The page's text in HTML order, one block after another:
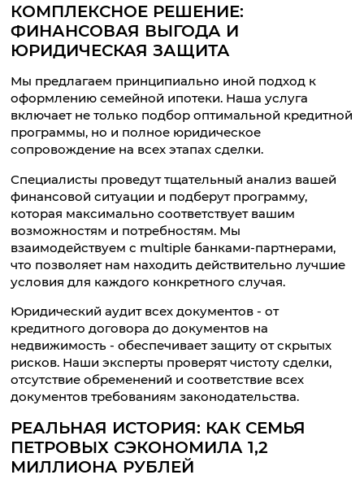
КОМПЛЕКСНОЕ РЕШЕНИЕ:
ФИНАНСОВАЯ ВЫГОДА И
ЮРИДИЧЕСКАЯ ЗАЩИТА
Мы предлагаем принципиально иной подход к
оформлению семейной ипотеки. Наша услуга
включает не только подбор оптимальной кредитной
программы, но и полное юридическое
сопровождение на всех этапах сделки.
Специалисты проведут тщательный анализ вашей
финансовой ситуации и подберут программу,
которая максимально соответствует вашим
возможностям и потребностям. Мы
взаимодействуем с multiple банками-партнерами,
что позволяет нам находить действительно лучшие
условия для каждого конкретного случая.
Юридический аудит всех документов - от
кредитного договора до документов на
недвижимость - обеспечивает защиту от скрытых
рисков. Наши эксперты проверят чистоту сделки,
отсутствие обременений и соответствие всех
документов требованиям законодательства.
РЕАЛЬНАЯ ИСТОРИЯ: КАК СЕМЬЯ
ПЕТРОВЫХ СЭКОНОМИЛА 1,2
МИЛЛИОНА РУБЛЕЙ